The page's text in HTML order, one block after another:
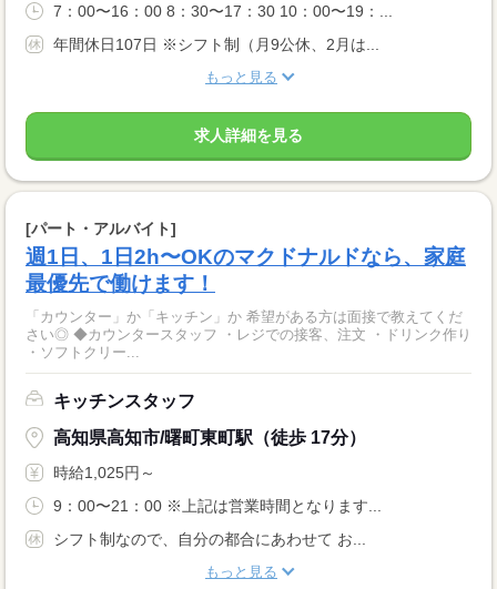
7：00〜16：00 8：30〜17：30 10：00〜19：...
年間休日107日 ※シフト制（月9公休、2月は...
もっと見る
求人詳細を見る
[パート・アルバイト]
週1日、1日2h〜OKのマクドナルドなら、家庭
最優先で働けます！
「カウンター」か「キッチン」か 希望がある方は面接で教えてくだ
さい◎ ◆カウンタースタッフ ・レジでの接客、注文 ・ドリンク作り
・ソフトクリー...
キッチンスタッフ
高知県高知市/曙町東町駅（徒歩 17分）
時給1,025円～
9：00〜21：00 ※上記は営業時間となります...
シフト制なので、自分の都合にあわせて お...
もっと見る